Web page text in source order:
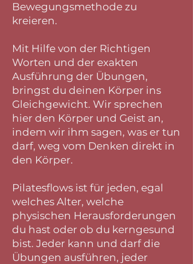
Bewegungsmethode zu
kreieren.
Mit Hilfe von der Richtigen
Worten und der exakten
Ausführung der Übungen,
bringst du deinen Körper ins
Gleichgewicht. Wir sprechen
hier den Körper und Geist an,
indem wir ihm sagen, was er tun
darf, weg vom Denken direkt in
den Körper.
Pilatesflows ist für jeden, egal
welches Alter, welche
physischen Herausforderungen
du hast oder ob du kerngesund
bist. Jeder kann und darf die
Übungen ausführen, jeder